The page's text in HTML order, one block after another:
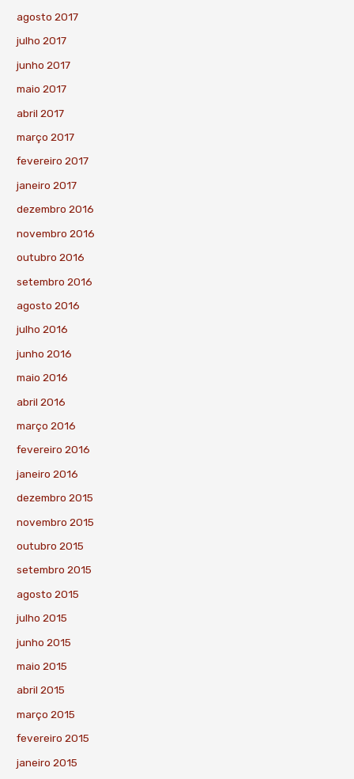
agosto 2017
julho 2017
junho 2017
maio 2017
abril 2017
março 2017
fevereiro 2017
janeiro 2017
dezembro 2016
novembro 2016
outubro 2016
setembro 2016
agosto 2016
julho 2016
junho 2016
maio 2016
abril 2016
março 2016
fevereiro 2016
janeiro 2016
dezembro 2015
novembro 2015
outubro 2015
setembro 2015
agosto 2015
julho 2015
junho 2015
maio 2015
abril 2015
março 2015
fevereiro 2015
janeiro 2015